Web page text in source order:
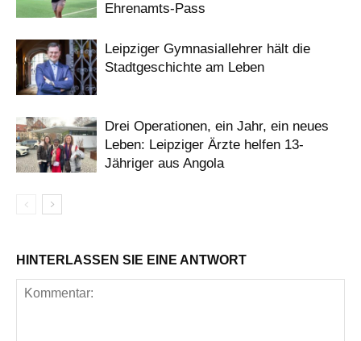
Ehrenamts-Pass
Leipziger Gymnasiallehrer hält die
Stadtgeschichte am Leben
Drei Operationen, ein Jahr, ein neues
Leben: Leipziger Ärzte helfen 13-
Jähriger aus Angola
HINTERLASSEN SIE EINE ANTWORT